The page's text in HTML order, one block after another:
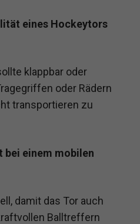
eines Hockeytors
klappbar oder
oder Rädern
transportieren zu
einem mobilen
damit das Tor auch
Balltreffern